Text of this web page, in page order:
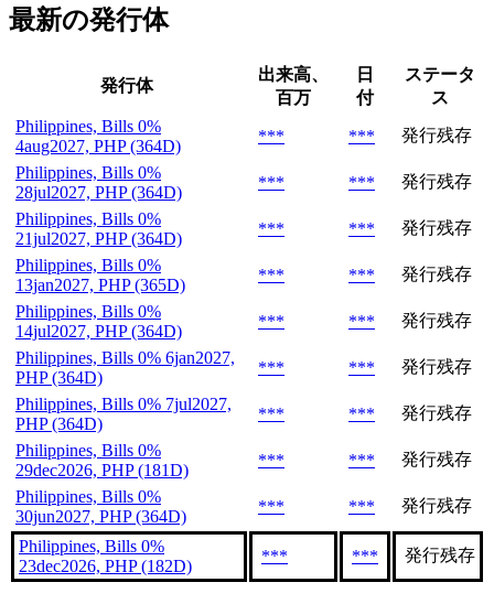
最新の発行体
発行体
出来高、
百万
日
付
ステータ
ス
Philippines, Bills 0%
4aug2027, PHP (364D)
*** ***
発行残存
Philippines, Bills 0%
28jul2027, PHP (364D)
*** ***
発行残存
Philippines, Bills 0%
21jul2027, PHP (364D)
*** ***
発行残存
Philippines, Bills 0%
13jan2027, PHP (365D)
*** ***
発行残存
Philippines, Bills 0%
14jul2027, PHP (364D)
*** ***
発行残存
Philippines, Bills 0% 6jan2027,
PHP (364D)
*** ***
発行残存
Philippines, Bills 0% 7jul2027,
PHP (364D)
*** ***
発行残存
Philippines, Bills 0%
29dec2026, PHP (181D)
*** ***
発行残存
Philippines, Bills 0%
30jun2027, PHP (364D)
*** *** 発行残存
Philippines, Bills 0%
23dec2026, PHP (182D)
*** *** 発行残存